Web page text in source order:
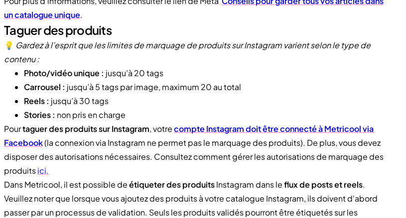
un catalogue unique.
Taguer des produits
💡 Gardez à l’esprit que les limites de marquage de produits sur Instagram varient selon le type de
contenu :
Photo/vidéo unique : jusqu’à 20 tags
Carrousel : jusqu’à 5 tags par image, maximum 20 au total
Reels : jusqu’à 30 tags
Stories : non pris en charge
Pourtaguer des produits sur Instagram, votrecompte Instagram doit être connecté à Metricool via
Facebook(la connexion via Instagram ne permet pas le marquage des produits). De plus, vous devez
disposer des autorisations nécessaires. Consultez comment gérer les autorisations de marquage des
produitsici.
Dans Metricool, il est possible deétiqueter des produitsInstagram dans leflux de posts et reels.
Veuillez noter que lorsque vous ajoutez des produits à votre catalogue Instagram, ils doivent d'abord
passer par un processus de validation. Seuls les produits validés pourront être étiquetés sur les